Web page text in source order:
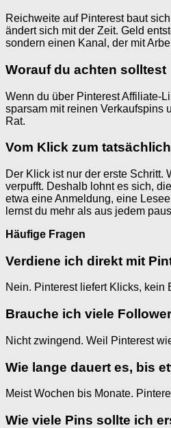
Reichweite auf Pinterest baut
ändert sich mit der Zeit. Geld
sondern einen Kanal, der mit
Worauf du achten solltest
Wenn du über Pinterest Affiliate-
sparsam mit reinen Verkaufspins
Rat.
Vom Klick zum
Der Klick ist nur der erste Schritt.
verpufft. Deshalb lohnt es sich,
etwa eine Anmeldung, eine
lernst du mehr als aus jedem
Häufige Fragen
Verdiene ich direkt mit
Nein. Pinterest liefert Klicks, kein
Brauche ich viele
Nicht zwingend. Weil Pinterest
Wie lange dauert es, bis
Meist Wochen bis Monate.
Wie viele Pins sollte ich